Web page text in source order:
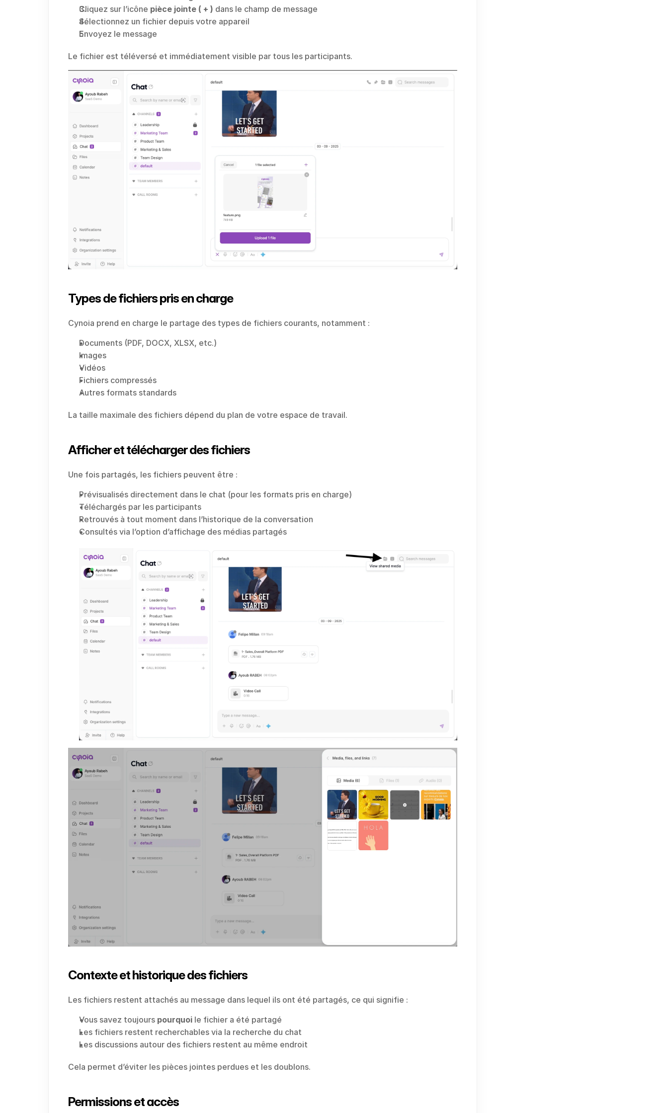
Cliquez sur l’icône pièce jointe ( + ) dans le champ de message
Sélectionnez un fichier depuis votre appareil
Envoyez le message
Le fichier est téléversé et immédiatement visible par tous les participants.
Types de fichiers pris en charge
Cynoia prend en charge le partage des types de fichiers courants, notamment :
Documents (PDF, DOCX, XLSX, etc.)
Images
Vidéos
Fichiers compressés
Autres formats standards
La taille maximale des fichiers dépend du plan de votre espace de travail.
Afficher et télécharger des fichiers
Une fois partagés, les fichiers peuvent être :
Prévisualisés directement dans le chat (pour les formats pris en charge)
Téléchargés par les participants
Retrouvés à tout moment dans l’historique de la conversation
Consultés via l’option d’affichage des médias partagés
Contexte et historique des fichiers
Les fichiers restent attachés au message dans lequel ils ont été partagés, ce qui signifie :
Vous savez toujours pourquoi le fichier a été partagé
Les fichiers restent recherchables via la recherche du chat
Les discussions autour des fichiers restent au même endroit
Cela permet d’éviter les pièces jointes perdues et les doublons.
Permissions et accès